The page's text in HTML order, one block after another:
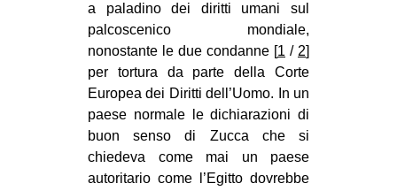
CINEMA
MANIFESTI
MUSICA
RECENSIONI
INTERNAZIONALE
AFRICA
a paladino dei diritti umani sul
palcoscenico mondiale,
nonostante le due condanne [1 / 2]
per tortura da parte della Corte
Europea dei Diritti dell’Uomo. In un
paese normale le dichiarazioni di
buon senso di Zucca che si
chiedeva come mai un paese
autoritario come l’Egitto dovrebbe